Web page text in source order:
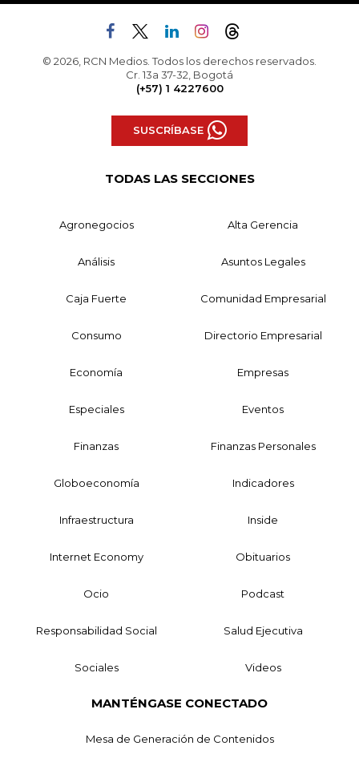
© 2026, RCN Medios. Todos los derechos reservados.
Cr. 13a 37-32, Bogotá
(+57) 1 4227600
SUSCRÍBASE
TODAS LAS SECCIONES
Agronegocios Alta Gerencia
Análisis Asuntos Legales
Caja Fuerte Comunidad Empresarial
Consumo Directorio Empresarial
Economía Empresas
Especiales Eventos
Finanzas Finanzas Personales
Globoeconomía Indicadores
Infraestructura Inside
Internet Economy Obituarios
Ocio Podcast
Responsabilidad Social Salud Ejecutiva
Sociales Videos
MANTÉNGASE CONECTADO
Mesa de Generación de Contenidos